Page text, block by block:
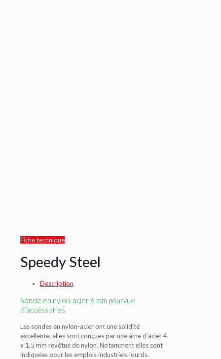
Fiche technique
Speedy Steel
Description
Sonde en nylon-acier 6 mm pourvue
d’accessoires
Les sondes en nylon-acier ont une solidité
excellente, elles sont conçues par une âme d’acier 4
x 1,5 mm revêtue de nylon. Notamment elles sont
indiquées pour les emplois industriels lourds.